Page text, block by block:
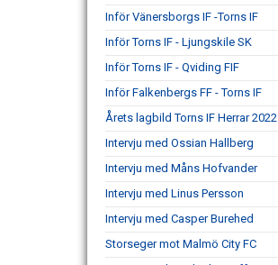
Inför Vänersborgs IF -Torns IF
Inför Torns IF - Ljungskile SK
Inför Torns IF - Qviding FIF
Inför Falkenbergs FF - Torns IF
Årets lagbild Torns IF Herrar 2022
Intervju med Ossian Hallberg
Intervju med Måns Hofvander
Intervju med Linus Persson
Intervju med Casper Burehed
Storseger mot Malmö City FC